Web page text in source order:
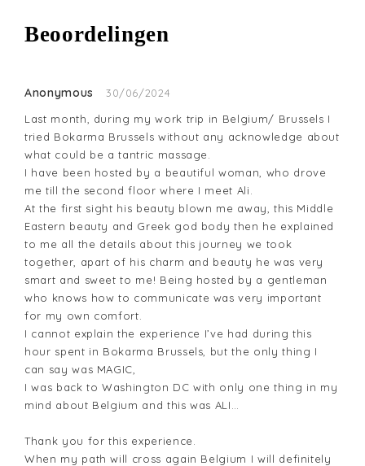
Beoordelingen
Anonymous
30/06/2024
Last month, during my work trip in Belgium/ Brussels I
tried Bokarma Brussels without any acknowledge about
what could be a tantric massage.
I have been hosted by a beautiful woman, who drove
me till the second floor where I meet Ali.
At the first sight his beauty blown me away, this Middle
Eastern beauty and Greek god body then he explained
to me all the details about this journey we took
together, apart of his charm and beauty he was very
smart and sweet to me! Being hosted by a gentleman
who knows how to communicate was very important
for my own comfort.
I cannot explain the experience I’ve had during this
hour spent in Bokarma Brussels, but the only thing I
can say was MAGIC,
I was back to Washington DC with only one thing in my
mind about Belgium and this was ALI…
Thank you for this experience.
When my path will cross again Belgium I will definitely